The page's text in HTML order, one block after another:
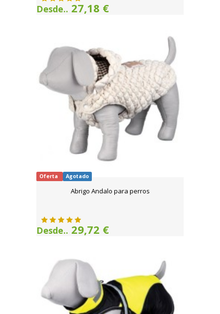
Desde.. 27,18 €
Oferta Agotado
Abrigo Andalo para perros
Desde.. 29,72 €